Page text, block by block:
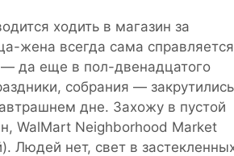
ходить в магазин за
жена всегда сама
да еще в пол-двенадцатого
собрания —
дне. Захожу в пустой
WalMart Neighborhood Market
Людей нет, свет в